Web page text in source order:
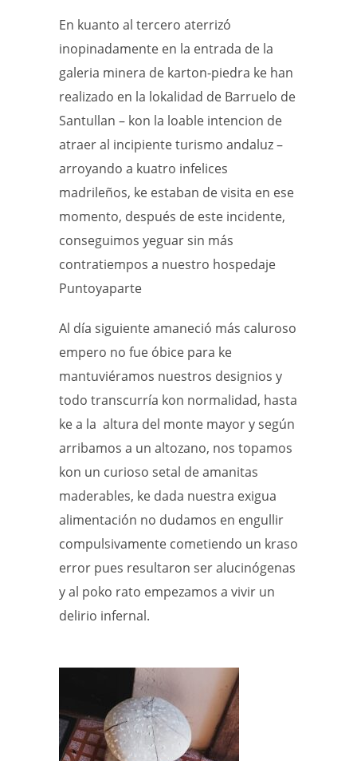
En kuanto al tercero aterrizó
inopinadamente en la entrada de la
galeria minera de karton-piedra ke han
realizado en la lokalidad de Barruelo de
Santullan – kon la loable intencion de
atraer al incipiente turismo andaluz –
arroyando a kuatro infelices
madrileños, ke estaban de visita en ese
momento, después de este incidente,
conseguimos yeguar sin más
contratiempos a nuestro hospedaje
Puntoyaparte
Al día siguiente amaneció más caluroso
empero no fue óbice para ke
mantuviéramos nuestros designios y
todo transcurría kon normalidad, hasta
ke a la altura del monte mayor y según
arribamos a un altozano, nos topamos
kon un curioso setal de amanitas
maderables, ke dada nuestra exigua
alimentación no dudamos en engullir
compulsivamente cometiendo un kraso
error pues resultaron ser alucinógenas
y al poko rato empezamos a vivir un
delirio infernal.